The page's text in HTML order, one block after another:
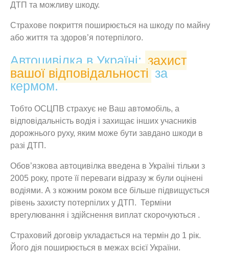
ДТП та можливу шкоду.
Страхове покриття поширюється на шкоду по майну
або життя та здоров’я потерпілого.
Автоцивілка в Україні:захист
вашої відповідальності за
кермом.
Тобто ОСЦПВ страхує не Ваш автомобіль, а
відповідальність водія і захищає інших учасників
дорожнього руху, яким може бути завдано шкоди в
разі ДТП.
Обов’язкова автоцивілка введена в Україні тільки з
2005 року, проте її переваги відразу ж були оцінені
водіями. А з кожним роком все більше підвищується
рівень захисту потерпілих у ДТП. Терміни
врегулювання і здійснення виплат скорочуються .
Страховий договір укладається на термін до 1 рік.
Його дія поширюється в межах всієї України.